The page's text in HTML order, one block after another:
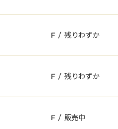
F / 残りわずか
F / 残りわずか
F / 販売中